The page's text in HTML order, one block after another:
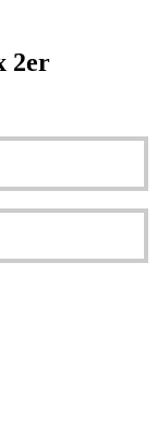
2er